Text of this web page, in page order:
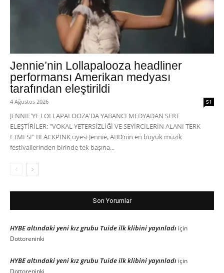
Jennie’nin Lollapalooza headliner
performansı Amerikan medyası
tarafından eleştirildi
4 Ağustos 2026 51
JENNIE'YE LOLLAPALOOZA'DA YABANCI MEDYADAN SERT
ELEŞTİRİLER: "VOKAL YETERSİZLİĞİ VE SEYİRCİLERİN ALANI TERK
ETMESİ" BLACKPINK üyesi Jennie, ABD’nin en büyük müzik
festivallerinden birinde tek başına...
Son Yorumlar
HYBE altındaki yeni kız grubu Tuide ilk klibini yayınladı için
Dottoreninki
HYBE altındaki yeni kız grubu Tuide ilk klibini yayınladı için